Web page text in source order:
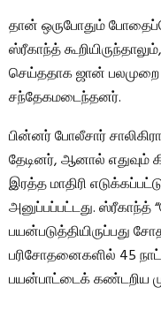
தான் ஒருபோதும்
ஸ்ரீகாந்த்
செய்ததாக ஜான் பலமுறை
சந்தேகமடைந்தனர்.
பின்னர் போலீசார்
தேடினர், ஆனால்
இரத்த மாதிரி
அனுப்பப்பட்டது.
பயன்படுத்தியிருப்பது
பரிசோதனைகளில் 45
பயன்பாட்டைக் கண்டறிய